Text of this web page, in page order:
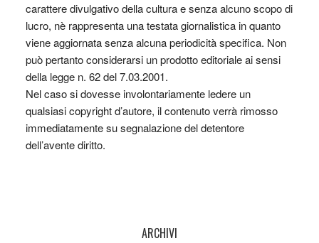
carattere divulgativo della cultura e senza alcuno scopo di
lucro, nè rappresenta una testata giornalistica in quanto
viene aggiornata senza alcuna periodicità specifica. Non
può pertanto considerarsi un prodotto editoriale ai sensi
della legge n. 62 del 7.03.2001.
Nel caso si dovesse involontariamente ledere un
qualsiasi copyright d’autore, il contenuto verrà rimosso
immediatamente su segnalazione del detentore
dell’avente diritto.
ARCHIVI